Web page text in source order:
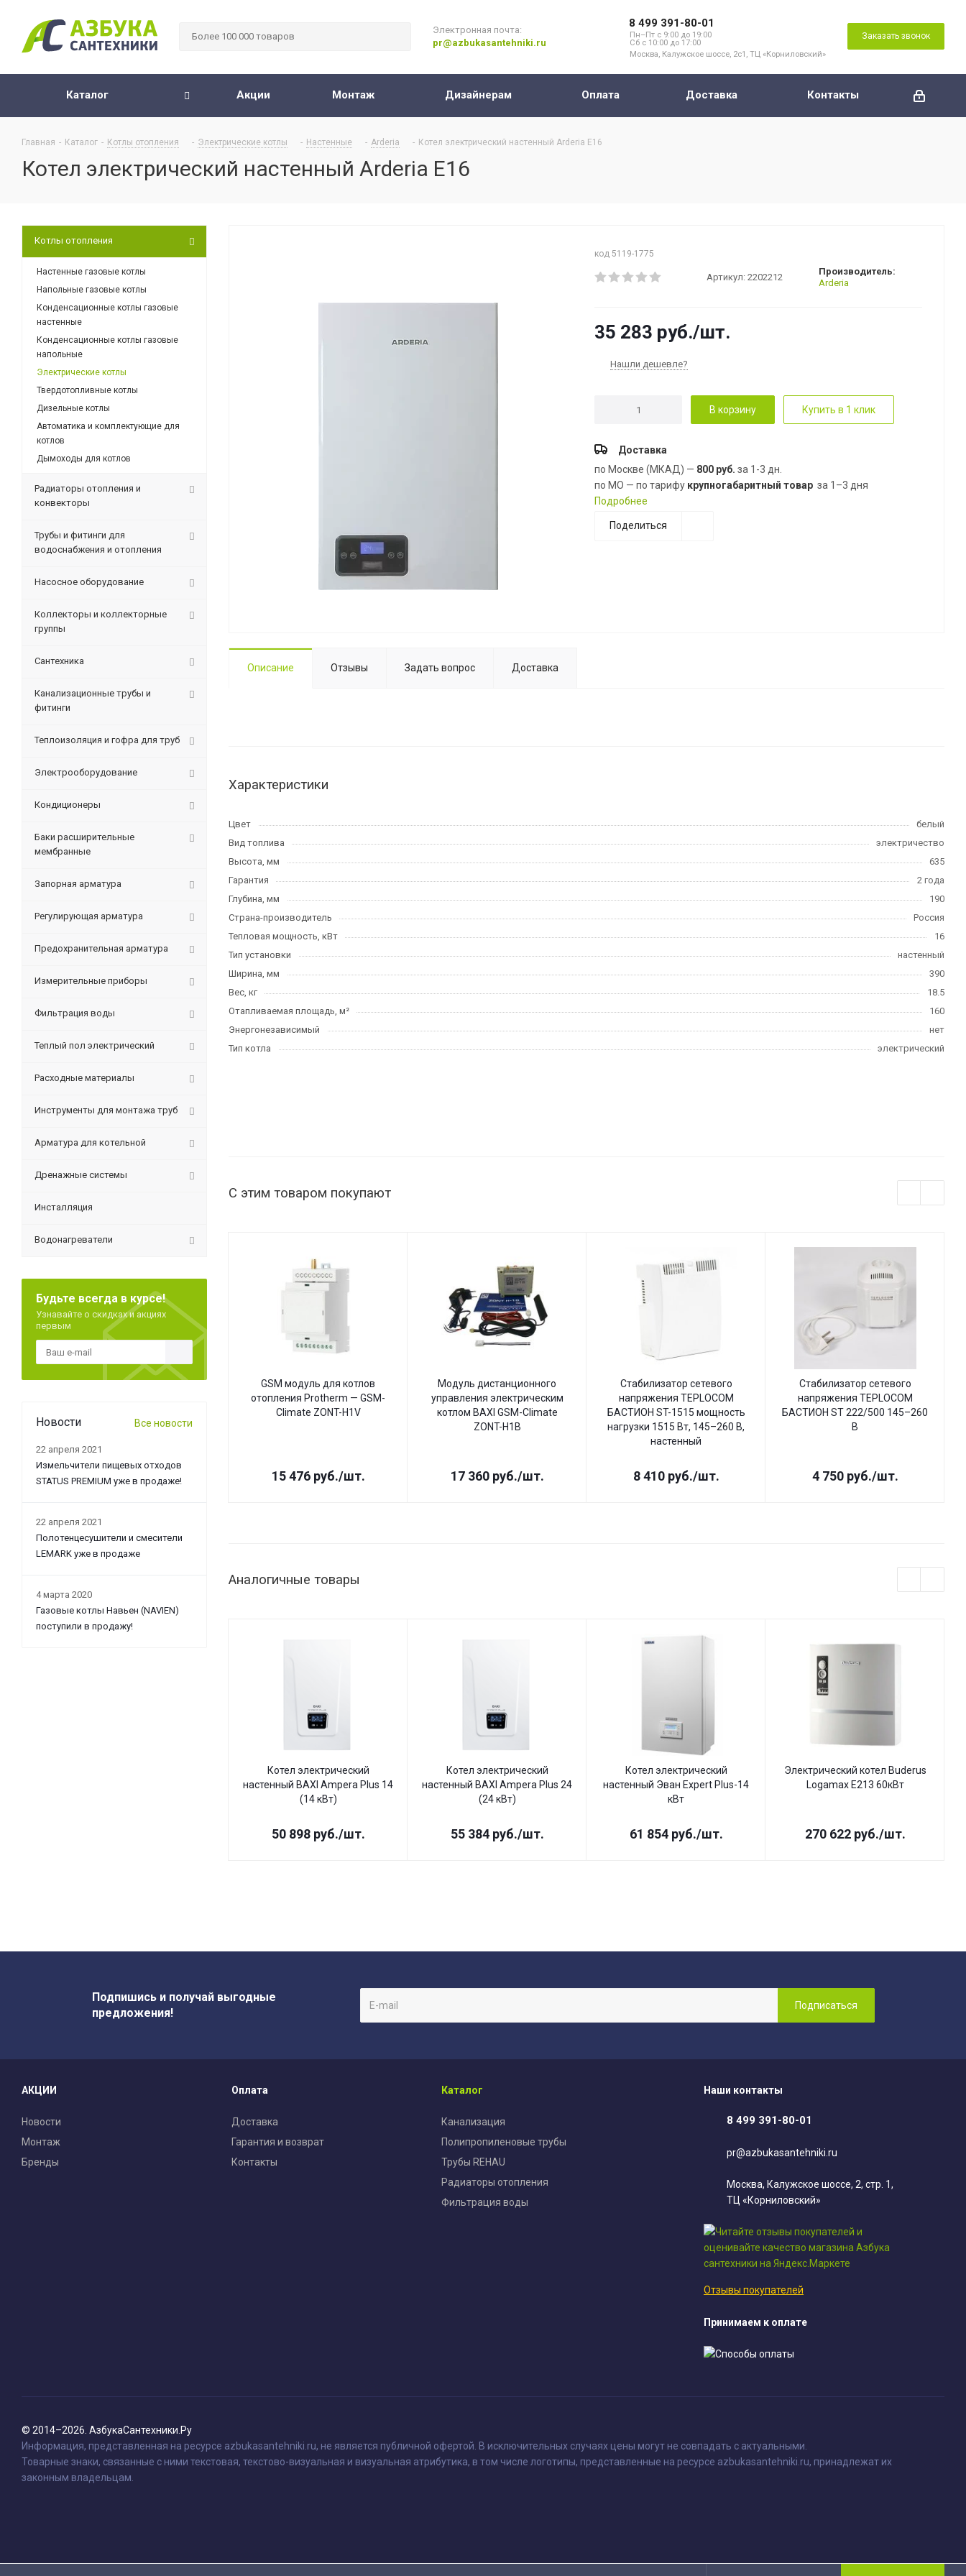
Электронная почта:
pr@azbukasantehniki.ru
8 499 391-80-01
Пн–Пт с 9:00 до 19:00
Сб с 10:00 до 17:00
Москва, Калужское шоссе, 2с1, ТЦ «Корниловский»
Заказать звонок
Каталог Акции Монтаж Дизайнерам Оплата Доставка Контакты
Главная - Каталог - Котлы отопления - Электрические котлы - Настенные - Arderia - Котел электрический настенный Arderia E16
Котел электрический настенный Arderia E16
код 5119-1775
Артикул: 2202212
Производитель:
Arderia
35 283 руб./шт.
Нашли дешевле?
В корзину Купить в 1 клик
Доставка
по Москве (МКАД) — 800 руб. за 1-3 дн.
по МО — по тарифу крупногабаритный товар за 1–3 дня
Подробнее
Поделиться
Описание Отзывы Задать вопрос Доставка
Характеристики
Цвет
белый
Вид топлива
электричество
Высота, мм
635
Гарантия
2 года
Глубина, мм
190
Страна-производитель
Россия
Тепловая мощность, кВт
16
Тип установки
настенный
Ширина, мм
390
Вес, кг
18.5
Отапливаемая площадь, м²
160
Энергонезависимый
нет
Тип котла
электрический
С этим товаром покупают
GSM модуль для котлов
отопления Protherm — GSM-
Climate ZONT-H1V
15 476руб./шт.
Модуль дистанционного
управления электрическим
котлом BAXI GSM-Climate
ZONT-H1B
17 360руб./шт.
Стабилизатор сетевого
напряжения TEPLOCOM
БАСТИОН ST-1515 мощность
нагрузки 1515 Вт, 145–260 В,
настенный
8 410руб./шт.
Стабилизатор сетевого
напряжения TEPLOCOM
БАСТИОН ST 222/500 145–260
В
4 750руб./шт.
Аналогичные товары
Котел электрический
настенный BAXI Ampera Plus 14
(14 кВт)
50 898руб./шт.
Котел электрический
настенный BAXI Ampera Plus 24
(24 кВт)
55 384руб./шт.
Котел электрический
настенный Эван Expert Plus-14
кВт
61 854руб./шт.
Электрический котел Buderus
Logamax E213 60кВт
270 622руб./шт.
Котлы отопления
Настенные газовые котлы
Напольные газовые котлы
Конденсационные котлы газовые
настенные
Конденсационные котлы газовые
напольные
Электрические котлы
Твердотопливные котлы
Дизельные котлы
Автоматика и комплектующие для
котлов
Дымоходы для котлов
Радиаторы отопления и
конвекторы
Трубы и фитинги для
водоснабжения и отопления
Насосное оборудование
Коллекторы и коллекторные
группы
Сантехника
Канализационные трубы и
фитинги
Теплоизоляция и гофра для труб
Электрооборудование
Кондиционеры
Баки расширительные
мембранные
Запорная арматура
Регулирующая арматура
Предохранительная арматура
Измерительные приборы
Фильтрация воды
Теплый пол электрический
Расходные материалы
Инструменты для монтажа труб
Арматура для котельной
Дренажные системы
Инсталляция
Водонагреватели
Будьте всегда в курсе!
Узнавайте о скидках и акциях
первым
Новости Все новости
22 апреля 2021
Измельчители пищевых отходов
STATUS PREMIUM уже в продаже!
22 апреля 2021
Полотенцесушители и смесители
LEMARK уже в продаже
4 марта 2020
Газовые котлы Навьен (NAVIEN)
поступили в продажу!
Подпишись и получай выгодные
предложения!
АКЦИИ
Новости
Монтаж
Бренды
Оплата
Доставка
Гарантия и возврат
Контакты
Каталог
Канализация
Полипропиленовые трубы
Трубы REHAU
Радиаторы отопления
Фильтрация воды
Наши контакты
8 499 391-80-01
pr@azbukasantehniki.ru
Москва, Калужское шоссе, 2, стр. 1,
ТЦ «Корниловский»
Отзывы покупателей
Принимаем к оплате
© 2014–2026. АзбукаСантехники.Ру
Информация, представленная на ресурсе azbukasantehniki.ru, не является публичной офертой. В исключительных случаях цены могут не совпадать с актуальными.
Товарные знаки, связанные с ними текстовая, текстово-визуальная и визуальная атрибутика, в том числе логотипы, представленные на ресурсе azbukasantehniki.ru, принадлежат их
законным владельцам.